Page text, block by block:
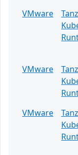
VMware
VMware
VMware